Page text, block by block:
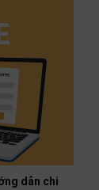
dẫn chi